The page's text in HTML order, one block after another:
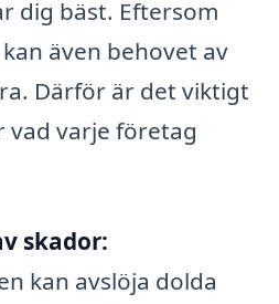
dig bäst. Eftersom
även behovet av
Därför är det viktigt
vad varje företag
skador:
kan avslöja dolda